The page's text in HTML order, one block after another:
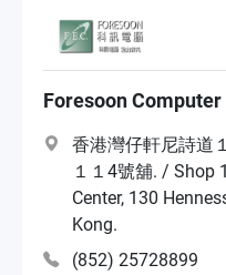
Foresoon Computer
香港灣仔軒尼詩道
１１4號舖. / Shop
Center, 130
Kong.
(852) 25728899